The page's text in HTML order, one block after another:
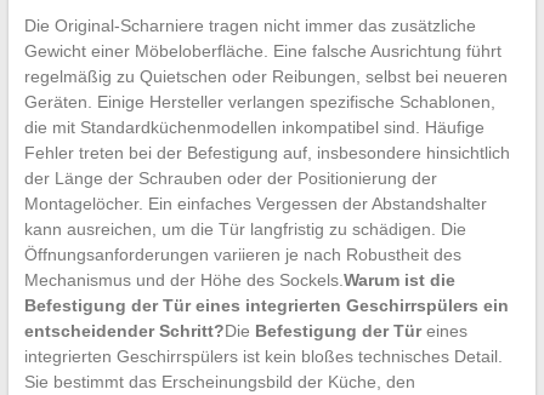
Die Original-Scharniere tragen nicht immer das zusätzliche
Gewicht einer Möbeloberfläche. Eine falsche Ausrichtung führt
regelmäßig zu Quietschen oder Reibungen, selbst bei neueren
Geräten. Einige Hersteller verlangen spezifische Schablonen,
die mit Standardküchenmodellen inkompatibel sind. Häufige
Fehler treten bei der Befestigung auf, insbesondere hinsichtlich
der Länge der Schrauben oder der Positionierung der
Montagelöcher. Ein einfaches Vergessen der Abstandshalter
kann ausreichen, um die Tür langfristig zu schädigen. Die
Öffnungsanforderungen variieren je nach Robustheit des
Mechanismus und der Höhe des Sockels. Warum ist die
Befestigung der Tür eines integrierten Geschirrspülers ein
entscheidender Schritt?Die Befestigung der Türeines
integrierten Geschirrspülers ist kein bloßes technisches Detail.
Sie bestimmt das Erscheinungsbild der Küche, den